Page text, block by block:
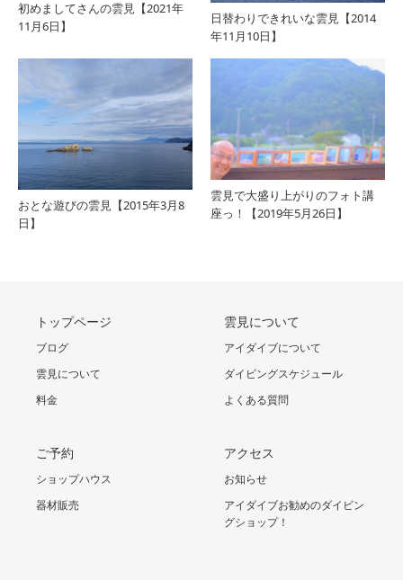
初めましてさんの雲見【2021年
11月6日】
日替わりできれいな雲見【2014
年11月10日】
おとな遊びの雲見【2015年3月8
日】
雲見で大盛り上がりのフォト講
座っ！【2019年5月26日】
トップページ
ブログ
雲見について
料金
雲見について
アイダイブについて
ダイビングスケジュール
よくある質問
ご予約
ショップハウス
器材販売
アクセス
お知らせ
アイダイブお勧めのダイビン
グショップ！